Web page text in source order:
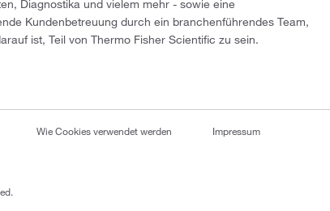
Diagnostika und vielem mehr - sowie eine
Kundenbetreuung durch ein branchenführendes Team,
ist, Teil von Thermo Fisher Scientific zu sein.
Wie Cookies verwendet werden Impressum